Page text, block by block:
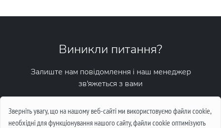
Зверніть увагу, що на нашому веб-сайті ми використовуємо файли cookie,
необхідні для функціонування нашого сайту, файли cookie оптимізують
Виникли питання?
Залиште нам повідомлення і наш менеджер
зв'яжеться з вами
Написати повідомлення